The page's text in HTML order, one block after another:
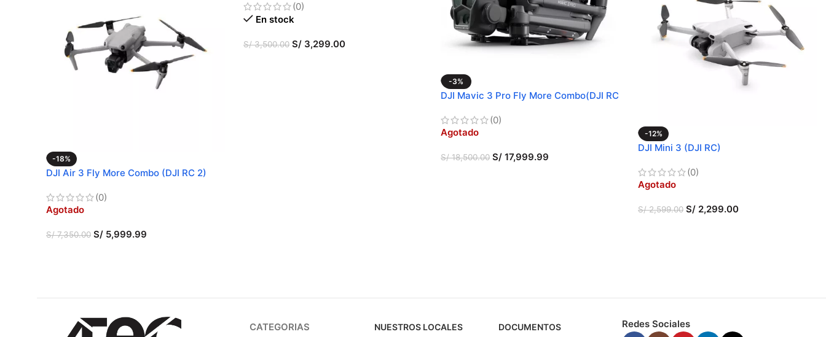
-18%
DJI Air 3 Fly More Combo (DJI RC 2)
(0)
Agotado
S/7,350.00 S/ 5,999.99
(0)
En stock
S/3,500.00 S/ 3,299.00
-3%
DJI Mavic 3 Pro Fly More Combo(DJI RC
(0)
Agotado
S/18,500.00 S/ 17,999.99
-12%
DJI Mini 3 (DJI RC)
(0)
Agotado
S/2,599.00 S/ 2,299.00
CATEGORIAS
NUESTROS LOCALES
DOCUMENTOS
Redes Sociales